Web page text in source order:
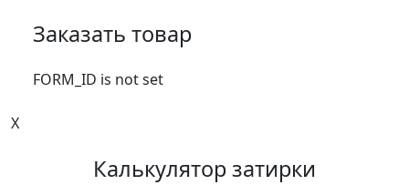
Заказать товар
FORM_ID is not set
X
Калькулятор затирки